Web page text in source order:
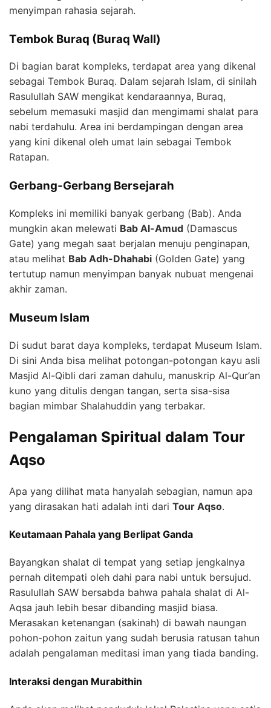
menyimpan rahasia sejarah.
Tembok Buraq (Buraq Wall)
Di bagian barat kompleks, terdapat area yang dikenal
sebagai Tembok Buraq. Dalam sejarah Islam, di sinilah
Rasulullah SAW mengikat kendaraannya, Buraq,
sebelum memasuki masjid dan mengimami shalat para
nabi terdahulu. Area ini berdampingan dengan area
yang kini dikenal oleh umat lain sebagai Tembok
Ratapan.
Gerbang-Gerbang Bersejarah
Kompleks ini memiliki banyak gerbang (Bab). Anda
mungkin akan melewati Bab Al-Amud (Damascus
Gate) yang megah saat berjalan menuju penginapan,
atau melihat Bab Adh-Dhahabi (Golden Gate) yang
tertutup namun menyimpan banyak nubuat mengenai
akhir zaman.
Museum Islam
Di sudut barat daya kompleks, terdapat Museum Islam.
Di sini Anda bisa melihat potongan-potongan kayu asli
Masjid Al-Qibli dari zaman dahulu, manuskrip Al-Qur’an
kuno yang ditulis dengan tangan, serta sisa-sisa
bagian mimbar Shalahuddin yang terbakar.
Pengalaman Spiritual dalam Tour
Aqso
Apa yang dilihat mata hanyalah sebagian, namun apa
yang dirasakan hati adalah inti dari Tour Aqso.
Keutamaan Pahala yang Berlipat Ganda
Bayangkan shalat di tempat yang setiap jengkalnya
pernah ditempati oleh dahi para nabi untuk bersujud.
Rasulullah SAW bersabda bahwa pahala shalat di Al-
Aqsa jauh lebih besar dibanding masjid biasa.
Merasakan ketenangan (sakinah) di bawah naungan
pohon-pohon zaitun yang sudah berusia ratusan tahun
adalah pengalaman meditasi iman yang tiada banding.
Interaksi dengan Murabithin